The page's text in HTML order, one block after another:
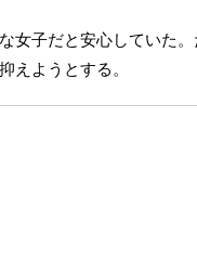
女子だと安心していた。
えようとする。